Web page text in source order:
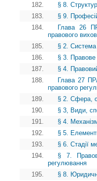
182.
§ 8.
183.
§ 9.
184.
Глава 26
правового
185.
§ 2. Система
186.
§ 3. Правове
187.
§ 4.
188.
Глава 27
правового
189.
§ 2. Сфера,
190.
§ 3, Види,
191.
§ 4.
192.
§ 5.
193.
§ 6. Стадії
194.
§ 7.
регулювання
195.
§ 8.